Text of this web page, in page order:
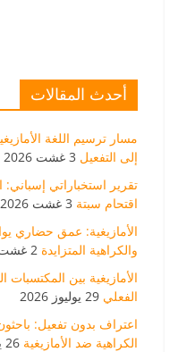
أحدث المقالات
مسار ترسيم اللغة
إلى التفعيل 3 غشت 2026
تقرير استخباراتي
اقتحام سبتة 3 غشت 2026
الأمازيغية: عمق حضاري
والكراهية المتزايدة 2 غشت 2026
الأمازيغية بين المكتسبات
الفعلي 29 يوليوز 2026
اعتراف بدون تفعيل:
الكراهية ضد الأمازيغية 26 يوليوز 2026